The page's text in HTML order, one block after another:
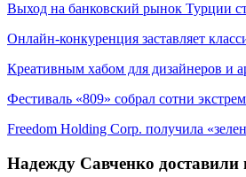
Выход на банковский рынок Турции
Онлайн-конкуренция заставляет
Креативным хабом для дизайнеров и
Фестиваль «809» собрал сотни
Freedom Holding Corp. получила
Надежду Савченко доставили